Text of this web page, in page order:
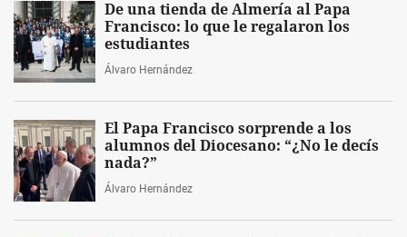
De una tienda de Almería al Papa
Francisco: lo que le regalaron los
estudiantes
Álvaro Hernández
El Papa Francisco sorprende a los
alumnos del Diocesano: “¿No le decís
nada?”
Álvaro Hernández